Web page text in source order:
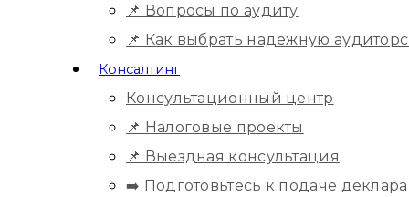
📌 Вопросы по аудиту
📌 Как выбрать надежную
Консалтинг
Консультационный центр
📌 Налоговые проекты
📌 Выездная консультация
➡️ Подготовьтесь к подаче